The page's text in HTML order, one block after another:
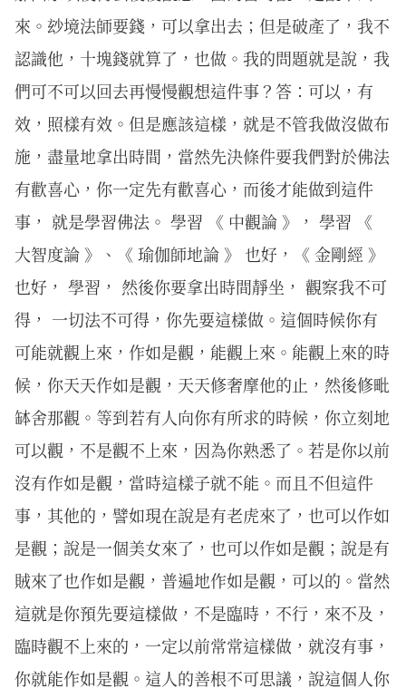
來。玅境法師要錢，可以拿出去；但是破產了，我不
認識他，十塊錢就算了，也做。我的問題就是說，我
們可不可以回去再慢慢觀想這件事？答：可以，有
效，照樣有效。但是應該這樣，就是不管我做沒做布
施，盡量地拿出時間，當然先決條件要我們對於佛法
有歡喜心，你一定先有歡喜心，而後才能做到這件
事， 就是學習佛法。 學習 《 中觀論 》， 學習 《
大智度論 》、《 瑜伽師地論 》 也好，《 金剛經 》
也好， 學習， 然後你要拿出時間靜坐， 觀察我不可
得， 一切法不可得，你先要這樣做。這個時候你有
可能就觀上來，作如是觀，能觀上來。能觀上來的時
候，你天天作如是觀，天天修奢摩他的止，然後修毗
缽舍那觀。等到若有人向你有所求的時候，你立刻地
可以觀，不是觀不上來，因為你熟悉了。若是你以前
沒有作如是觀，當時這樣子就不能。而且不但這件
事，其他的，譬如現在說是有老虎來了，也可以作如
是觀；說是一個美女來了，也可以作如是觀；說是有
賊來了也作如是觀，普遍地作如是觀，可以的。當然
這就是你預先要這樣做，不是臨時，不行，來不及，
臨時觀不上來的，一定以前常常這樣做，就沒有事，
你就能作如是觀。這人的善根不可思議，說這個人你